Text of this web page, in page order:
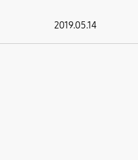
2019.05.14